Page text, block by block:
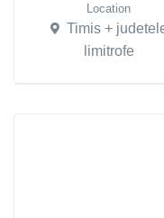
Location
Timis +
limitrofe